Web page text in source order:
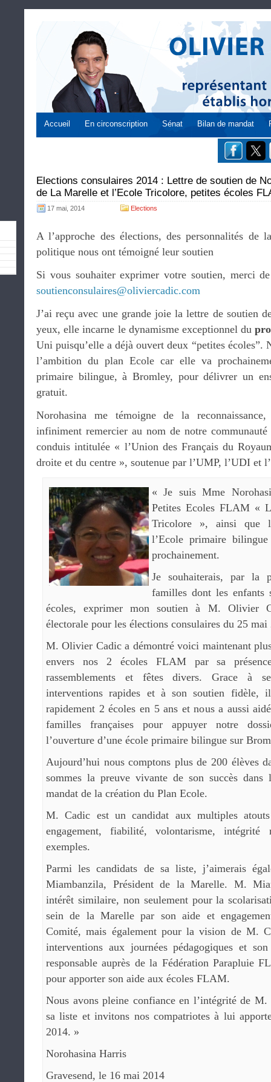
Accueil En circonscription Sénat Bilan de mandat
Elections consulaires 2014 : Lettre de soutien de
de La Marelle et l’Ecole Tricolore, petites écoles
17 mai, 2014 Elections
A l’approche des élections, des personnalités de
politique nous ont témoigné leur soutien
Si vous souhaiter exprimer votre soutien, merci
soutienconsulaires@oliviercadic.com
J’ai reçu avec une grande joie la lettre de soutien
yeux, elle incarne le dynamisme exceptionnel du
Uni puisqu’elle a déjà ouvert deux “petites écoles”.
l’ambition du plan Ecole car elle va
primaire bilingue, à Bromley, pour délivrer un
gratuit.
Norohasina me témoigne de la
infiniment remercier au nom de notre
conduis intitulée « l’Union des Français du
droite et du centre », soutenue par l’UMP, l’UDI et
« Je suis Mme
Petites Ecoles FLAM «
Tricolore », ainsi que
l’Ecole primaire
prochainement.
Je souhaiterais, par la
familles dont les enfants
écoles, exprimer mon soutien à M. Olivier
électorale pour les élections consulaires du 25 mai
M. Olivier Cadic a démontré voici maintenant
envers nos 2 écoles FLAM par sa
rassemblements et fêtes divers. Grace à
interventions rapides et à son soutien fidèle,
rapidement 2 écoles en 5 ans et nous a aussi
familles françaises pour appuyer notre
l’ouverture d’une école primaire bilingue sur
Aujourd’hui nous comptons plus de 200 élèves
sommes la preuve vivante de son succès dans
mandat de la création du Plan Ecole.
M. Cadic est un candidat aux multiples atouts
engagement, fiabilité, volontarisme, intégrité
exemples.
Parmi les candidats de sa liste, j’aimerais
Miambanzila, Président de la Marelle. M.
intérêt similaire, non seulement pour la
sein de la Marelle par son aide et
Comité, mais également pour la vision de M.
interventions aux journées pédagogiques et
responsable auprès de la Fédération Parapluie
pour apporter son aide aux écoles FLAM.
Nous avons pleine confiance en l’intégrité de
sa liste et invitons nos compatriotes à lui
2014. »
Norohasina Harris
Gravesend, le 16 mai 2014